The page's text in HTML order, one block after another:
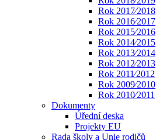
Rok 2017⁄2018
Rok 2016⁄2017
Rok 2015⁄2016
Rok 2014⁄2015
Rok 2013⁄2014
Rok 2012⁄2013
Rok 2011⁄2012
Rok 2009⁄2010
Rok 2010⁄2011
Dokumenty
Úřední deska
Projekty EU
Rada školy a Unie rodičů